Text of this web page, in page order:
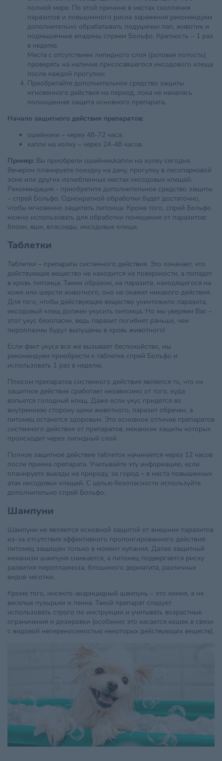
полной мере. По этой причине в местах скопления
паразитов и повышенного риска заражения рекомендуем
дополнительно обрабатывать подушечки лап, животик и
подмышечные впадины спреем Больфо. Кратность – 1 раз
в неделю.
Места с отсутствием липидного слоя (ротовая полость)
проверять на наличие присосавшегося иксодового клеща
после каждой прогулки;
Приобретайте дополнительное средство защиты
мгновенного действия на период, пока не началась
полноценная защита основного препарата.
Начало защитного действия препаратов:
ошейники – через 48-72 часа;
капли на холку – через 24-48 часов.
Пример: Вы приобрели ошейник/капли на холку сегодня.
Вечером планируете поездку на дачу, прогулку в лесопарковой
зоне или других излюбленных местах иксодовых клещей.
Рекомендация - приобретите дополнительное средство защиты
– спрей Больфо. Однократной обработки будет достаточно,
чтобы мгновенно защитить питомца. Кроме того, спрей Больфо
можно использовать для обработки помещения от паразитов:
блохи, вши, власоеды, иксодовые клещи.
Таблетки
Таблетки – препараты системного действия. Это означает, что
действующее вещество не находится на поверхности, а попадет
в кровь питомца. Таким образом, на паразита, находящегося на
коже или шерсти животного, оно не окажет никакого действия.
Для того, чтобы действующее вещество уничтожило паразита,
иксодовый клещ должен укусить питомца. Но мы уверяем Вас –
этот укус безопасен, ведь паразит погибнет раньше, чем
пироплазмы будут выпущены в кровь животного!
Если факт укуса все же вызывает беспокойство, мы
рекомендуем приобрести к таблетке спрей Больфо и
использовать 1 раз в неделю.
Плюсом препаратов системного действия является то, что их
защитное действие сработает независимо от того, куда
вопьется голодный клещ. Даже если укус придется во
внутреннюю сторону щеки животного, паразит обречен, а
питомец останется здоровым. Это основное отличие препаратов
системного действия от препаратов, механизм защиты которых
происходит через липидный слой.
Полное защитное действие таблеток начинается через 12 часов
после приема препарата. Учитывайте эту информацию, если
планируете выезды на природу, за город – в места повышенных
атак иксодовых клещей. С целью безопасности используйте
дополнительно спрей Больфо.
Шампуни
Шампуни не являются основной защитой от внешних паразитов
из-за отсутствия эффективного пролонгированного действия:
питомец защищен только в момент купания. Далее защитный
механизм шампуня снижается, а питомец подвергается риску
развития пироплазмоза, блошиного дерматита, различных
видов чесотки.
Кроме того, инсекто-акарицидный шампунь – это химия, а не
веселые пузырьки и пенка. Такой препарат следует
использовать строго по инструкции и учитывать возрастные
ограничения и дозировки (особенно это касается кошек в связи
с видовой непереносимостью некоторых действующих веществ).